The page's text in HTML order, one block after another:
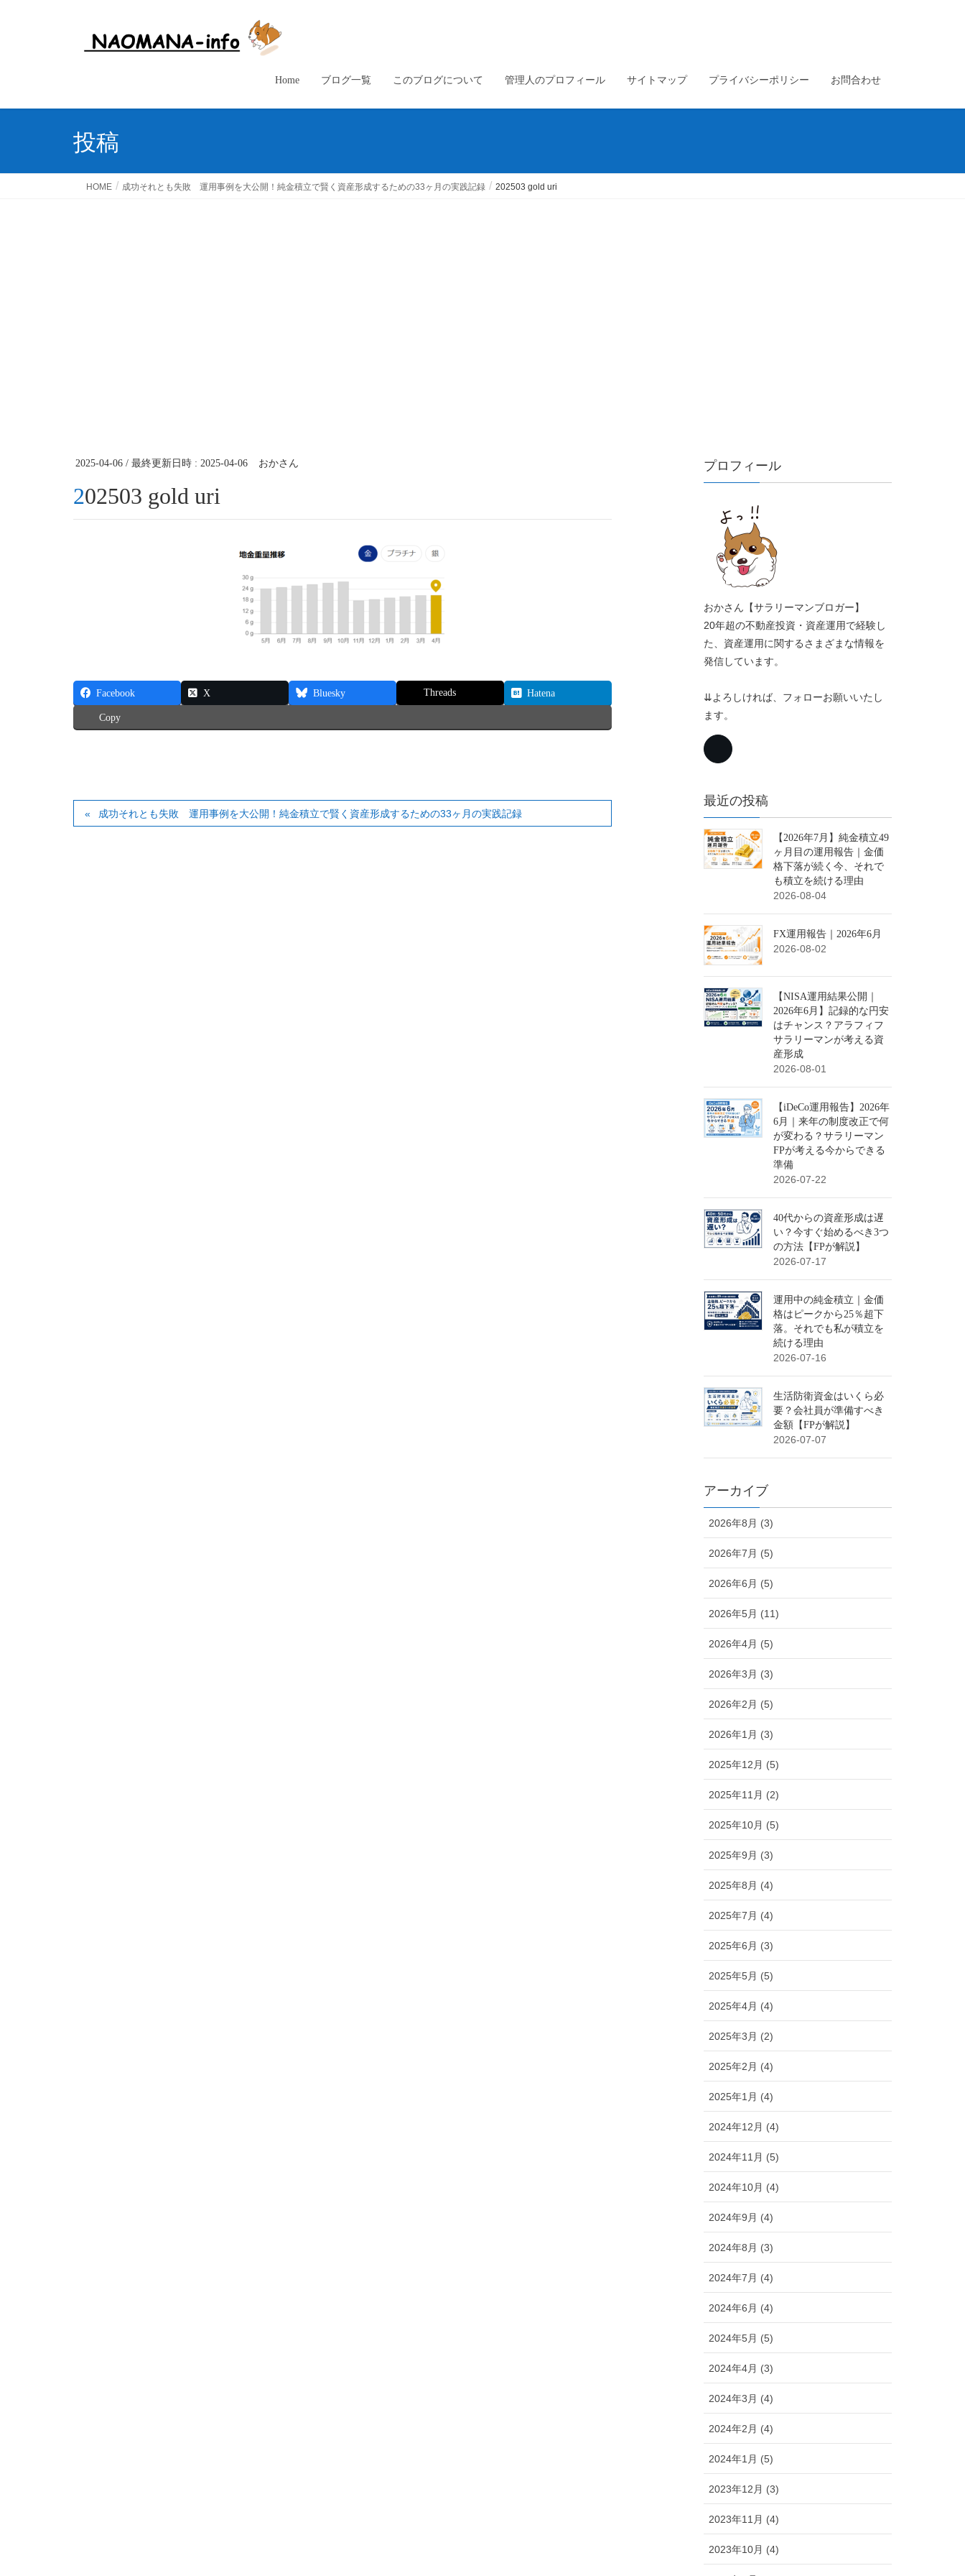
Home ブログ一覧 このブログについて 管理人のプロフィール サイトマップ プライバシーポリシー お問合わせ
投稿
HOME 成功それとも失敗 運用事例を大公開！純金積立で賢く資産形成するための33ヶ月の実践記録 202503 gold uri
2025-04-06 / 最終更新日時 : 2025-04-06 おかさん
202503 gold uri
Facebook X Bluesky Threads Hatena
Copy
成功それとも失敗 運用事例を大公開！純金積立で賢く資産形成するための33ヶ月の実践記録
プロフィール
おかさん【サラリーマンブロガー】
20年超の不動産投資・資産運用で経験し
た、資産運用に関するさまざまな情報を
発信しています。
⇊よろしければ、フォローお願いいたし
ます。
最近の投稿
【2026年7月】純金積立49
ヶ月目の運用報告｜金価
格下落が続く今、それで
も積立を続ける理由
2026-08-04
FX運用報告｜2026年6月
2026-08-02
【NISA運用結果公開｜
2026年6月】記録的な円安
はチャンス？アラフィフ
サラリーマンが考える資
産形成
2026-08-01
【iDeCo運用報告】2026年
6月｜来年の制度改正で何
が変わる？サラリーマン
FPが考える今からできる
準備
2026-07-22
40代からの資産形成は遅
い？今すぐ始めるべき3つ
の方法【FPが解説】
2026-07-17
運用中の純金積立｜金価
格はピークから25％超下
落。それでも私が積立を
続ける理由
2026-07-16
生活防衛資金はいくら必
要？会社員が準備すべき
金額【FPが解説】
2026-07-07
アーカイブ
2026年8月 (3)
2026年7月 (5)
2026年6月 (5)
2026年5月 (11)
2026年4月 (5)
2026年3月 (3)
2026年2月 (5)
2026年1月 (3)
2025年12月 (5)
2025年11月 (2)
2025年10月 (5)
2025年9月 (3)
2025年8月 (4)
2025年7月 (4)
2025年6月 (3)
2025年5月 (5)
2025年4月 (4)
2025年3月 (2)
2025年2月 (4)
2025年1月 (4)
2024年12月 (4)
2024年11月 (5)
2024年10月 (4)
2024年9月 (4)
2024年8月 (3)
2024年7月 (4)
2024年6月 (4)
2024年5月 (5)
2024年4月 (3)
2024年3月 (4)
2024年2月 (4)
2024年1月 (5)
2023年12月 (3)
2023年11月 (4)
2023年10月 (4)